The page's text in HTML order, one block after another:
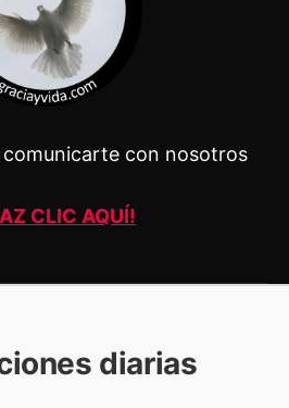
comunicarte con nosotros
CLIC AQUÍ!
diarias